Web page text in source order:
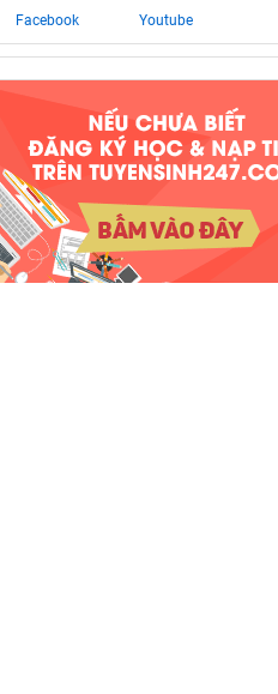
Facebook Youtube